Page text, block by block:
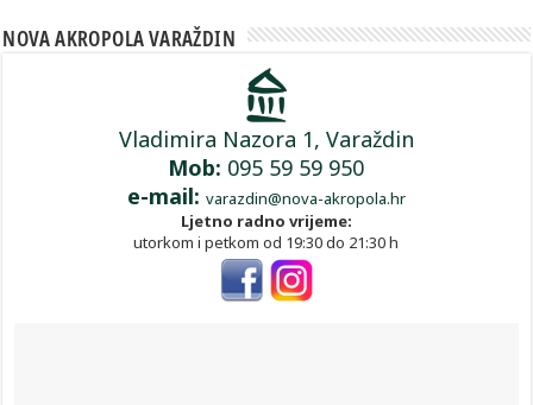
NOVA AKROPOLA VARAŽDIN
Vladimira Nazora 1, Varaždin
Mob: 095 59 59 950
e-mail: varazdin@nova-akropola.hr
Ljetno radno vrijeme:
utorkom i petkom od 19:30 do 21:30 h